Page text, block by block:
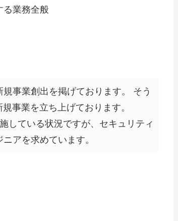
る業務全般
事業創出を掲げております。 そう
事業を立ち上げております。
している状況ですが、セキュリティ
アを求めています。